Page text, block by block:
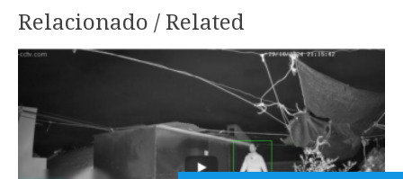
Relacionado / Related
Navegação
artigos